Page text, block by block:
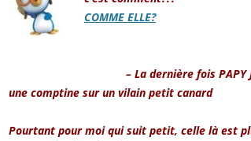
COMME ELLE?
– La dernière fois PAPY
une comptine sur un vilain petit canard
Pourtant pour moi qui suit petit, celle là est